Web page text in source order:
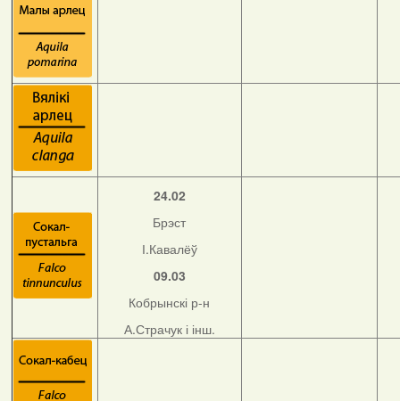
24.02
Брэст
І.Кавалёў
09.03
Кобрынскі р-н
А.Страчук і інш.